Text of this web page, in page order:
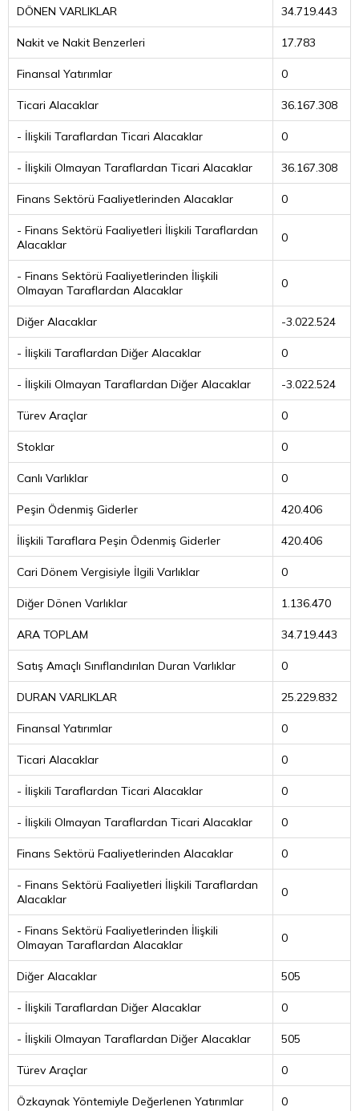
DÖNEN VARLIKLAR 34.719.443
Nakit ve Nakit Benzerleri 17.783
Finansal Yatırımlar 0
Ticari Alacaklar 36.167.308
- İlişkili Taraflardan Ticari Alacaklar 0
- İlişkili Olmayan Taraflardan Ticari Alacaklar 36.167.308
Finans Sektörü Faaliyetlerinden Alacaklar 0
- Finans Sektörü Faaliyetleri İlişkili Taraflardan
Alacaklar
0
- Finans Sektörü Faaliyetlerinden İlişkili
Olmayan Taraflardan Alacaklar
0
Diğer Alacaklar -3.022.524
- İlişkili Taraflardan Diğer Alacaklar 0
- İlişkili Olmayan Taraflardan Diğer Alacaklar -3.022.524
Türev Araçlar 0
Stoklar 0
Canlı Varlıklar 0
Peşin Ödenmiş Giderler 420.406
İlişkili Taraflara Peşin Ödenmiş Giderler 420.406
Cari Dönem Vergisiyle İlgili Varlıklar 0
Diğer Dönen Varlıklar 1.136.470
ARA TOPLAM 34.719.443
Satış Amaçlı Sınıflandırılan Duran Varlıklar 0
DURAN VARLIKLAR 25.229.832
Finansal Yatırımlar 0
Ticari Alacaklar 0
- İlişkili Taraflardan Ticari Alacaklar 0
- İlişkili Olmayan Taraflardan Ticari Alacaklar 0
Finans Sektörü Faaliyetlerinden Alacaklar 0
- Finans Sektörü Faaliyetleri İlişkili Taraflardan
Alacaklar
0
- Finans Sektörü Faaliyetlerinden İlişkili
Olmayan Taraflardan Alacaklar
0
Diğer Alacaklar 505
- İlişkili Taraflardan Diğer Alacaklar 0
- İlişkili Olmayan Taraflardan Diğer Alacaklar 505
Türev Araçlar 0
Özkaynak Yöntemiyle Değerlenen Yatırımlar 0